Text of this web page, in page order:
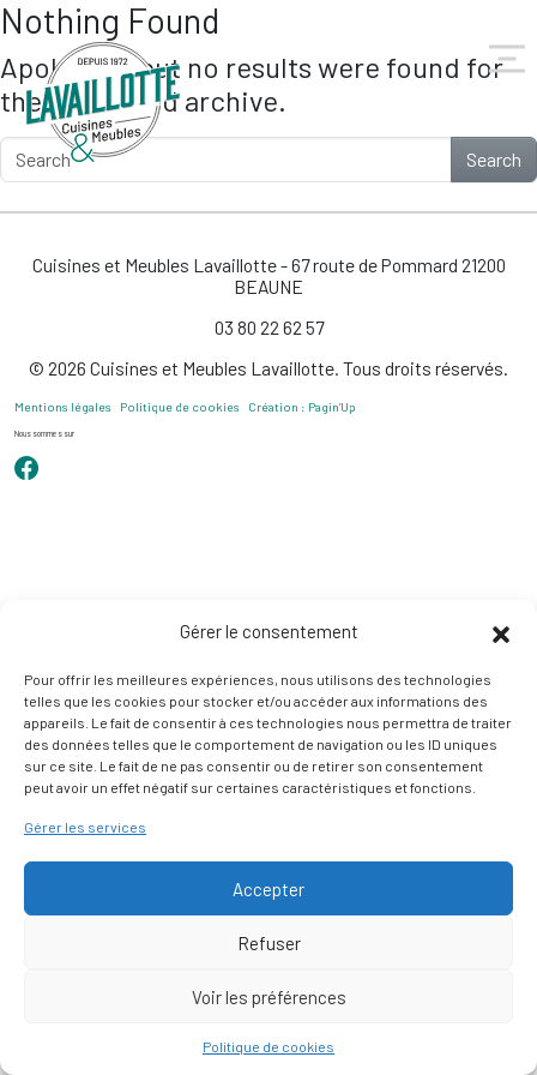
Gérer le consentement
Pour offrir les meilleures expériences, nous utilisons des technologies
telles que les cookies pour stocker et/ou accéder aux informations des
appareils. Le fait de consentir à ces technologies nous permettra de traiter
des données telles que le comportement de navigation ou les ID uniques
sur ce site. Le fait de ne pas consentir ou de retirer son consentement
peut avoir un effet négatif sur certaines caractéristiques et fonctions.
Gérer les services
Accepter
Refuser
Voir les préférences
Politique de cookies
Skip to main content
Nothing Found
Apologies, but no results were found for
the requested archive.
Search
Cuisines et Meubles Lavaillotte - 67 route de Pommard 21200
BEAUNE
03 80 22 62 57
© 2026 Cuisines et Meubles Lavaillotte. Tous droits réservés.
Mentions légales Politique de cookies Création : Pagin’Up
Nous sommes sur